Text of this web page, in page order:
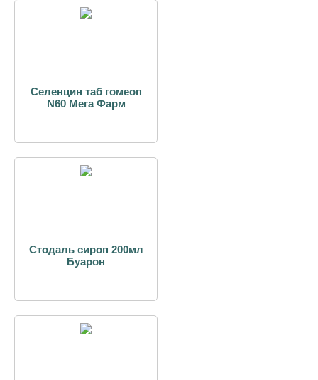
Селенцин таб гомеоп
N60 Мега Фарм
Стодаль сироп 200мл
Буарон